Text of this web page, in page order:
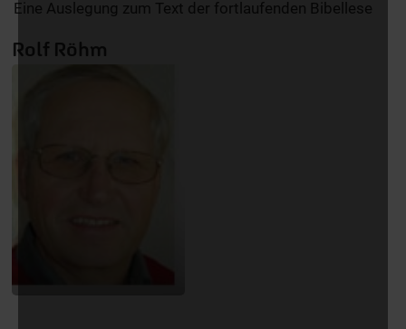
Eine Auslegung zum Text der fortlaufenden Bibellese
Rolf Röhm